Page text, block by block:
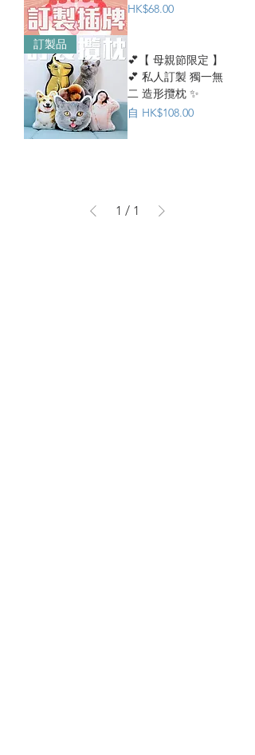
價格
HK$68.00
訂製品
💕【 母親節限定 】
💕 私人訂製 獨一無
二 造形攬枕 ✨
自 HK$108.00
促銷價格
1 / 1